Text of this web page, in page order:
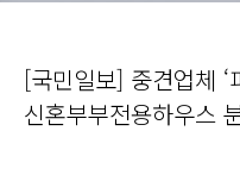
[국민일보] 중견업체 ‘
신혼부부전용하우스